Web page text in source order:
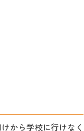
から学校に行けなく